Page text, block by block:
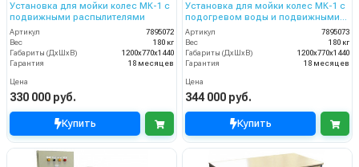
Установка для мойки колес МК-1 с
подвижными распылителями
Артикул
7895072
Вес
180 кг
Габариты (ДхШхВ)
1200х770х1440
Гарантия
18 месяцев
Цена
330 000 руб.
Купить
Установка для мойки колес МК-1 с
подогревом воды и подвижными
распылителями
Артикул
7895073
Вес
180 кг
Габариты (ДхШхВ)
1200х770х1440
Гарантия
18 месяцев
Цена
344 000 руб.
Купить